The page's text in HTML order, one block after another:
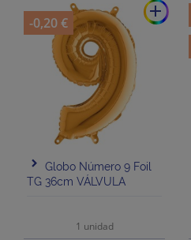
add
Globo Número 9 Foil
TG 36cm VÁLVULA
1 unidad
-0,20 €